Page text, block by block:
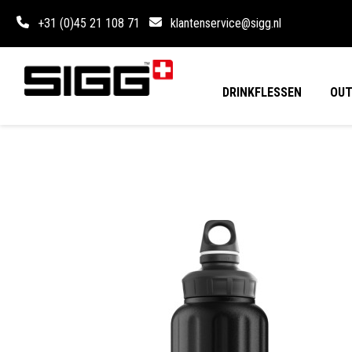
+31 (0)45 21 108 71 klantenservice@sigg.nl
DRINKFLESSEN